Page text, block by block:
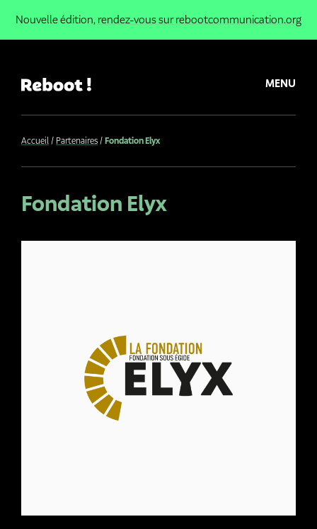
Nouvelle édition,rendez-vous sur rebootcommunication.org
MENU
Accueil Partenaires Fondation Elyx
Fondation Elyx